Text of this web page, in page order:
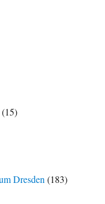
(15)
Dresden (183)